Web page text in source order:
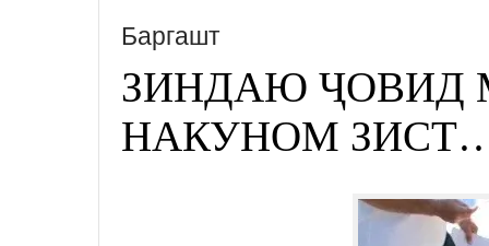
Баргашт
ЗИНДАЮ ҶОВИД
НАКУНОМ